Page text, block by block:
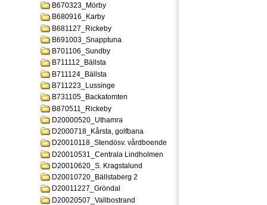
B670323_Mörby
B680916_Karby
B681127_Rickeby
B691003_Snapptuna
B701106_Sundby
B711112_Bällsta
B711124_Bällsta
B711223_Lussinge
B731105_Backatomten
B870511_Rickeby
D20000520_Uthamra
D2000718_Kårsta, golfbana
D20010118_Stendösv. vårdboende
D20010531_Centrala Lindholmen
D20010620_S. Kragstalund
D20010720_Bällstaberg 2
D20011227_Gröndal
D20020507_Vallbostrand